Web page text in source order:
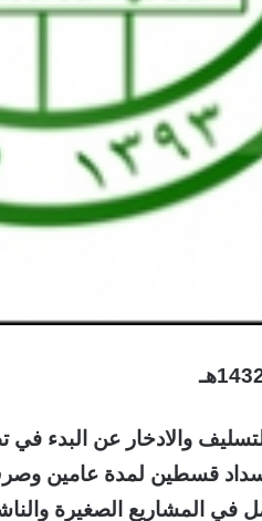
والادخار عن البدء في
سداد قسطين لمدة عامين
في المشاريع الصغيرة